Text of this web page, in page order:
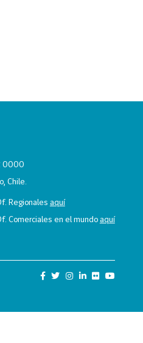
0000
Chile.
Regionales aquí
Comerciales en el mundoaquí